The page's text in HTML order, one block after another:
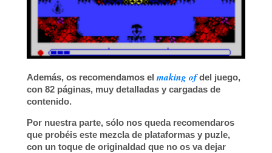
Además, os recomendamos el making of del juego,
con 82 páginas, muy detalladas y cargadas de
contenido.
Por nuestra parte, sólo nos queda recomendaros
que probéis este mezcla de plataformas y puzle,
con un toque de originaldad que no os va dejar